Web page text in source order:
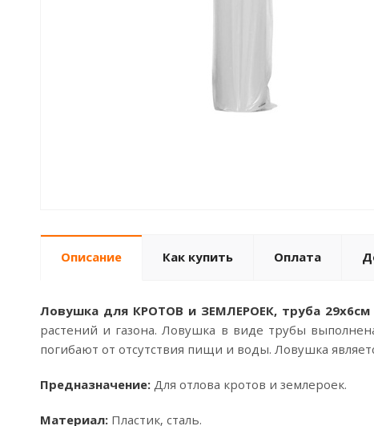
Описание Как купить Оплата
Ловушка для КРОТОВ и ЗЕМЛЕРОЕК, труба 29x6см
растений и газона. Ловушка в виде трубы
погибают от отсутствия пищи и воды. Ловушка
Предназначение: Для отлова кротов и землероек.
Материал: Пластик, сталь.